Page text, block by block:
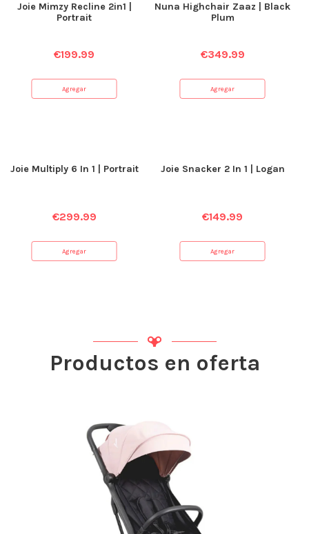
Joie Mimzy Recline 2in1 |
Portrait
€199.99
Agregar
Nuna Highchair Zaaz | Black
Plum
€349.99
Agregar
Joie Multiply 6 In 1 | Portrait
€299.99
Agregar
Joie Snacker 2 In 1 | Logan
€149.99
Agregar
Productos en oferta